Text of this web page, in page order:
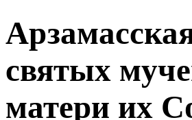
святых
матери их